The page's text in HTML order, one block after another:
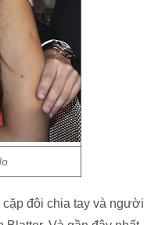
đôi chia tay và người